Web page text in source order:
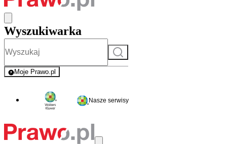
Wyszukiwarka
Szukaj
Moje Prawo.pl
- rejestracja i logowanie do serwisu
Nasze serwisy